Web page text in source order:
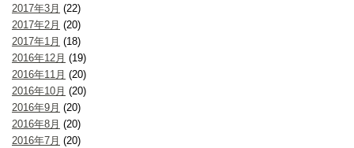
2017年3月 (22)
2017年2月 (20)
2017年1月 (18)
2016年12月 (19)
2016年11月 (20)
2016年10月 (20)
2016年9月 (20)
2016年8月 (20)
2016年7月 (20)